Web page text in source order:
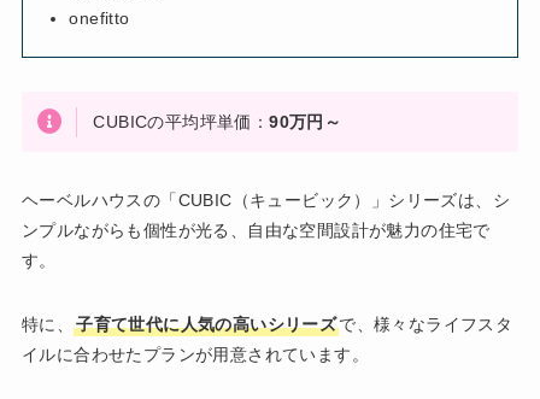
onefitto
CUBICの平均坪単価：90万円～
ヘーベルハウスの「CUBIC（キュービック）」シリーズは、シ
ンプルながらも個性が光る、自由な空間設計が魅力の住宅で
す。
特に、子育て世代に人気の高いシリーズで、様々なライフスタ
イルに合わせたプランが用意されています。